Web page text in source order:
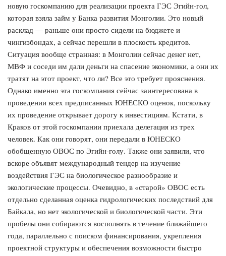
новую госкомпанию для реализации проекта ГЭС Эгийн-гол,
которая взяла займ у Банка развития Монголии. Это новый
расклад — раньше они просто сидели на бюджете и
чингизбондах, а сейчас перешли в плоскость кредитов.
Ситуация вообще странная: в Монголии сейчас денег нет,
МВФ и соседи им дали деньги на спасение экономики, а они их
тратят на этот проект, что ли? Все это требует прояснения.
Однако именно эта госкомпания сейчас заинтересована в
проведении всех предписанных ЮНЕСКО оценок, поскольку
их проведение открывает дорогу к инвестициям. Кстати, в
Краков от этой госкомпании приехала делегация из трех
человек. Как они говорят, они передали в ЮНЕСКО
обобщенную ОВОС по Эгийн-голу. Также они заявили, что
вскоре объявят международный тендер на изучение
воздействия ГЭС на биологическое разнообразие и
экологические процессы. Очевидно, в «старой» ОВОС есть
отдельно сделанная оценка гидрологических последствий для
Байкала, но нет экологической и биологической части. Эти
пробелы они собираются восполнять в течение ближайшего
года, параллельно с поиском финансирования, укрепления
проектной структуры и обеспечения возможности быстро